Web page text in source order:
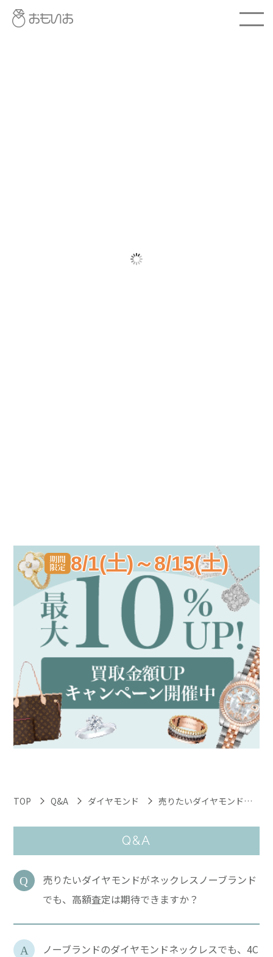
8/1(土)～8/15(土)
TOP Q&A ダイヤモンド 売りたいダイヤモンドがネックレスノーブランドでも、高額査定は期待できますか？
Q&A
売りたいダイヤモンドがネックレスノーブランド
でも、高額査定は期待できますか？
ノーブランドのダイヤモンドネックレスでも、4C